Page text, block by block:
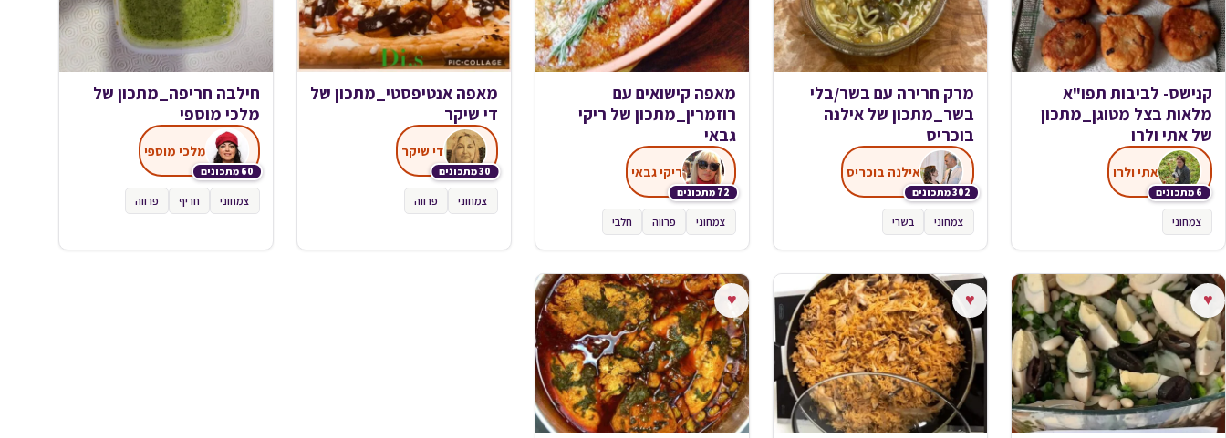
קנישס- לביבות תפו"א
מלאות בצל מטוגן_מתכון
של אתי ולרו
6 מתכונים
אתי ולרו
צמחוני
מרק חרירה עם בשר/בלי
בשר_מתכון של אילנה
בוכריס
302 מתכונים
אילנה בוכריס
צמחוני בשרי
מאפה קישואים עם
רוזמרין_מתכון של ריקי
גבאי
72 מתכונים
ריקי גבאי
צמחוני פרווה חלבי
מאפה אנטיפסטי_מתכון של
די שיקר
30 מתכונים
די שיקר
צמחוני פרווה
חילבה חריפה_מתכון של
מלכי מוספי
60 מתכונים
מלכי מוספי
צמחוני חריף פרווה
♥
♥
♥